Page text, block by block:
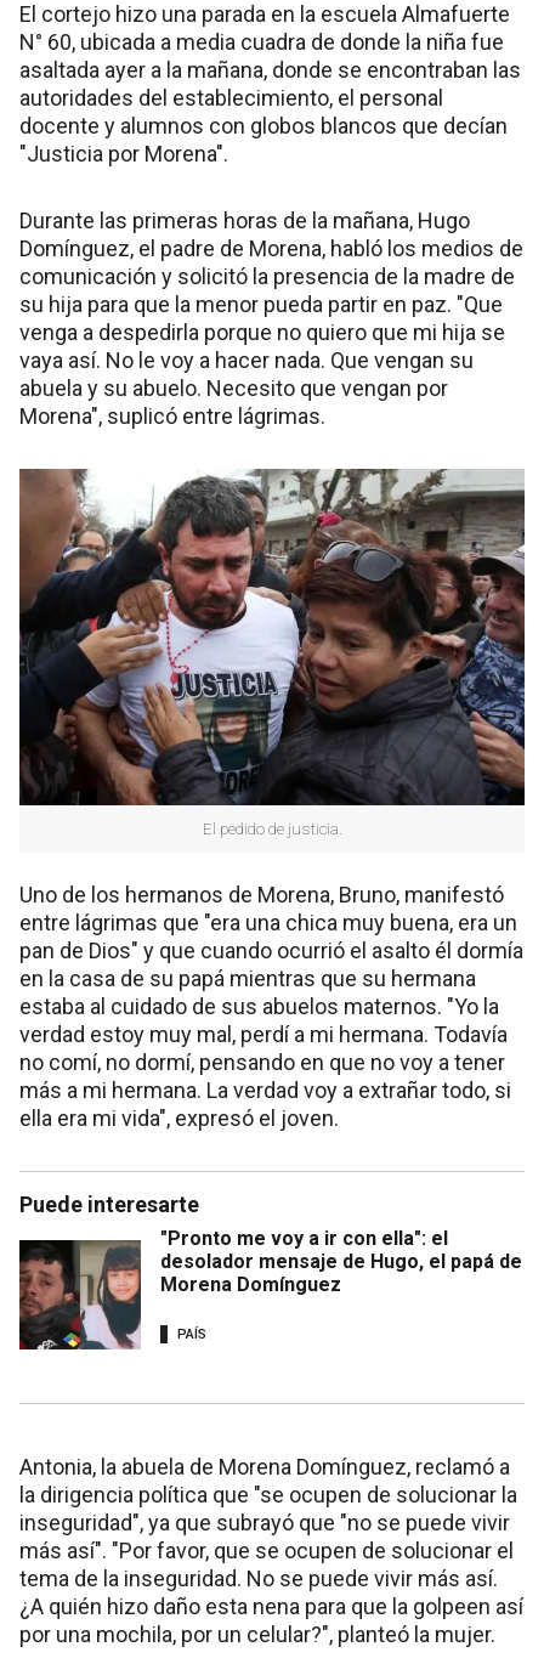
El cortejo hizo una parada en la escuela Almafuerte
N° 60, ubicada a media cuadra de donde la niña fue
asaltada ayer a la mañana, donde se encontraban las
autoridades del establecimiento, el personal
docente y alumnos con globos blancos que decían
"Justicia por Morena".
Durante las primeras horas de la mañana, Hugo
Domínguez, el padre de Morena, habló los medios de
comunicación y solicitó la presencia de la madre de
su hija para que la menor pueda partir en paz. "Que
venga a despedirla porque no quiero que mi hija se
vaya así. No le voy a hacer nada. Que vengan su
abuela y su abuelo. Necesito que vengan por
Morena", suplicó entre lágrimas.
El pedido de justicia.
Uno de los hermanos de Morena, Bruno, manifestó
entre lágrimas que "era una chica muy buena, era un
pan de Dios" y que cuando ocurrió el asalto él dormía
en la casa de su papá mientras que su hermana
estaba al cuidado de sus abuelos maternos. "Yo la
verdad estoy muy mal, perdí a mi hermana. Todavía
no comí, no dormí, pensando en que no voy a tener
más a mi hermana. La verdad voy a extrañar todo, si
ella era mi vida", expresó el joven.
Puede interesarte
"Pronto me voy a ir con ella": el
desolador mensaje de Hugo, el papá de
Morena Domínguez
PAÍS
Antonia, la abuela de Morena Domínguez, reclamó a
la dirigencia política que "se ocupen de solucionar la
inseguridad", ya que subrayó que "no se puede vivir
más así". "Por favor, que se ocupen de solucionar el
tema de la inseguridad. No se puede vivir más así.
¿A quién hizo daño esta nena para que la golpeen así
por una mochila, por un celular?", planteó la mujer.